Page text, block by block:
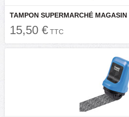
TAMPON SUPERMARCHÉ
15,50 € TTC